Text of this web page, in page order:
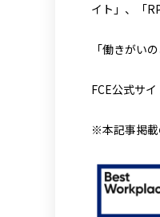
イト」、「
「働きがい
FCE公式サ
※本記事掲載